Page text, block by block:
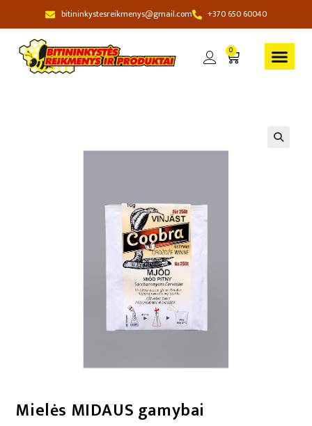
bitininkystesreikmenys@gmail.com +370 650 60040
0
Mielės MIDAUS gamybai